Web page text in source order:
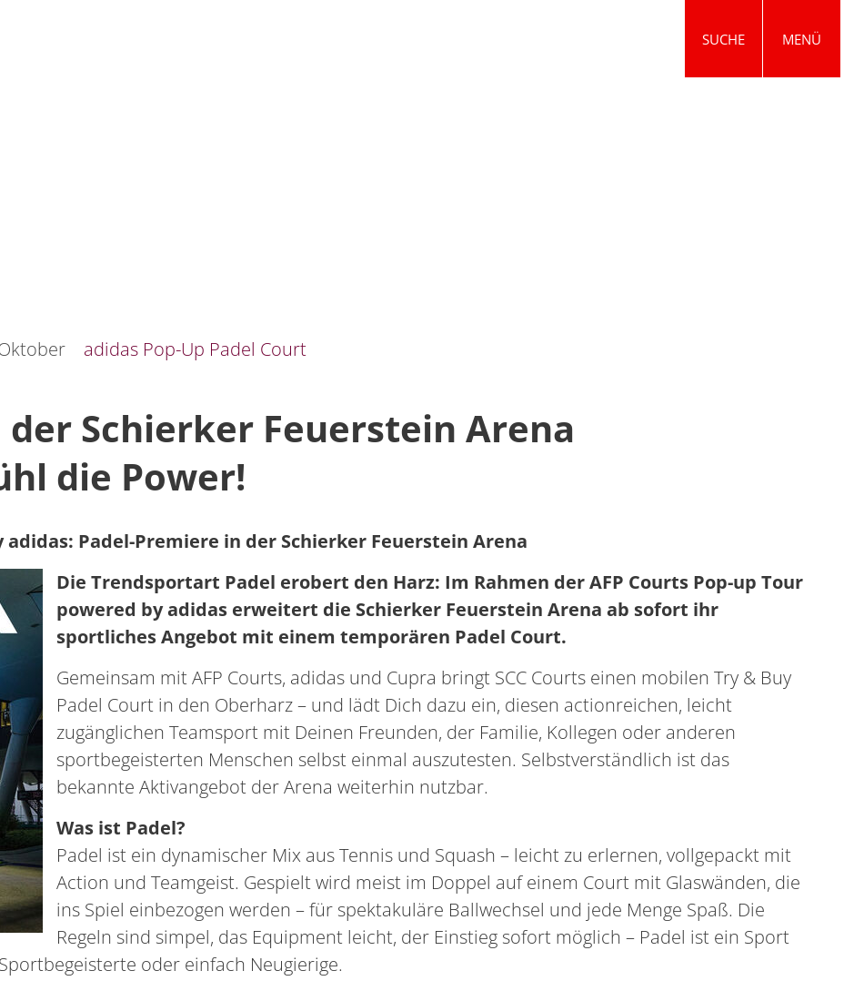
SUCHE MENÜ
adidas Pop-Up Padel Court
Schierker Feuerstein Arena
die Power!
adidas: Padel-Premiere in der Schierker Feuerstein Arena
Die Trendsportart Padel erobert den Harz: Im Rahmen der AFP Courts Pop-up Tour
powered by adidas erweitert die Schierker Feuerstein Arena ab sofort ihr
sportliches Angebot mit einem temporären Padel Court.
Gemeinsam mit AFP Courts, adidas und Cupra bringt SCC Courts einen mobilen Try & Buy
Padel Court in den Oberharz – und lädt Dich dazu ein, diesen actionreichen, leicht
zugänglichen Teamsport mit Deinen Freunden, der Familie, Kollegen oder anderen
sportbegeisterten Menschen selbst einmal auszutesten. Selbstverständlich ist das
bekannte Aktivangebot der Arena weiterhin nutzbar.
Was ist Padel?
Padel ist ein dynamischer Mix aus Tennis und Squash – leicht zu erlernen, vollgepackt mit
Action und Teamgeist. Gespielt wird meist im Doppel auf einem Court mit Glaswänden, die
ins Spiel einbezogen werden – für spektakuläre Ballwechsel und jede Menge Spaß. Die
Regeln sind simpel, das Equipment leicht, der Einstieg sofort möglich – Padel ist ein Sport
oder einfach Neugierige.